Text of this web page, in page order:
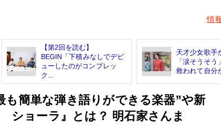
情
【第2回を読む】
BEGIN「下積みなしでデビ
ューしたのがコンプレッ
ク...
天才少女歌手
「涙そうそ
救われて自分
も簡単な弾き語りができる楽器”や新
ョーラ』とは？ 明石家さんま